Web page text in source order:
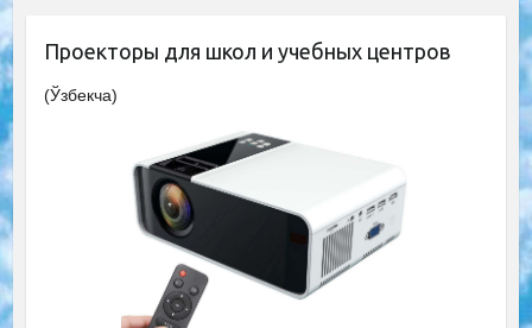
Проекторы для школ и учебных центров
(Ўзбекча)